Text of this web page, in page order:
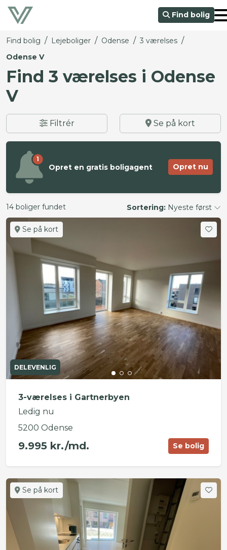
Find bolig
Find bolig / Lejeboliger / Odense / 3 værelses /
Odense V
Find 3 værelses i Odense
V
Filtrér Se på kort
1
Opret en gratis boligagent Opret nu
14 boliger fundet Sortering: Nyeste først
Se på kort
DELEVENLIG
3-værelses i Gartnerbyen
Ledig nu
5200 Odense
9.995 kr./md. Se bolig
Se på kort